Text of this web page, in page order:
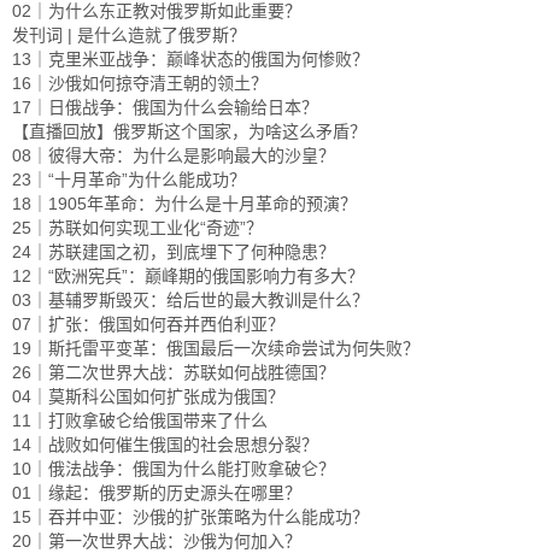
02｜为什么东正教对俄罗斯如此重要？
发刊词 | 是什么造就了俄罗斯？
13｜克里米亚战争：巅峰状态的俄国为何惨败？
16｜沙俄如何掠夺清王朝的领土？
17｜日俄战争：俄国为什么会输给日本？
【直播回放】俄罗斯这个国家，为啥这么矛盾？
08｜彼得大帝：为什么是影响最大的沙皇？
23｜“十月革命”为什么能成功？
18｜1905年革命：为什么是十月革命的预演？
25｜苏联如何实现工业化“奇迹”？
24｜苏联建国之初，到底埋下了何种隐患？
12｜“欧洲宪兵”：巅峰期的俄国影响力有多大？
03｜基辅罗斯毁灭：给后世的最大教训是什么？
07｜扩张：俄国如何吞并西伯利亚？
19｜斯托雷平变革：俄国最后一次续命尝试为何失败？
26｜第二次世界大战：苏联如何战胜德国？
04｜莫斯科公国如何扩张成为俄国？
11｜打败拿破仑给俄国带来了什么
14｜战败如何催生俄国的社会思想分裂？
10｜俄法战争：俄国为什么能打败拿破仑？
01｜缘起：俄罗斯的历史源头在哪里？
15｜吞并中亚：沙俄的扩张策略为什么能成功？
20｜第一次世界大战：沙俄为何加入？